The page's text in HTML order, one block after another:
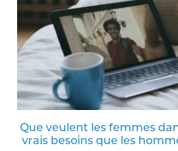
Que veulent les femmes
vrais besoins que les